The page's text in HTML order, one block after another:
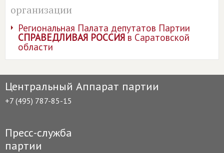
организации
Региональная Палата депутатов Партии
СПРАВЕДЛИВАЯ РОССИЯв Саратовской
области
Центральный Аппарат партии
+7 (495) 787-85-15
Пресс-служба
партии